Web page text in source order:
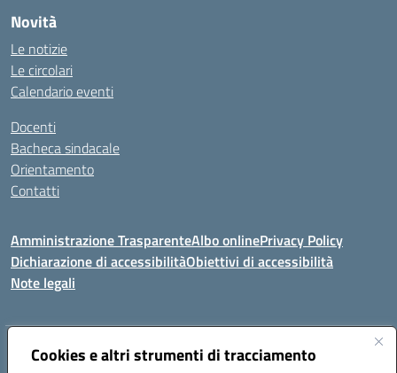
Cookies e altri strumenti di tracciamento
Novità
Le notizie
Le circolari
Calendario eventi
Docenti
Bacheca sindacale
Orientamento
Contatti
Amministrazione TrasparenteAlbo onlinePrivacy Policy
Dichiarazione di accessibilitàObiettivi di accessibilità
Note legali
Indirizzo:Viale P. Togliatti snc 67039 Sulmona (AQ)